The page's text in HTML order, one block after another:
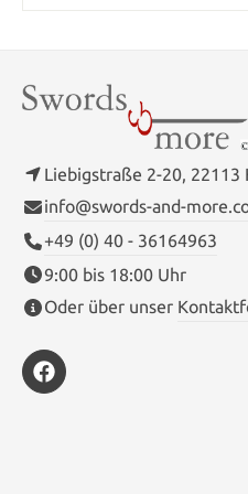
Gewicht: 765 g
Liebigstraße 2-20, 22113
info@swords-and-
+49 (0) 40 - 36164963
9:00 bis 18:00 Uhr
Oder über unser